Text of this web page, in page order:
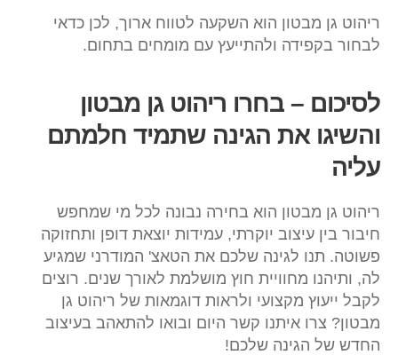
ריהוט גן מבטון הוא השקעה לטווח ארוך, לכן כדאי
לבחור בקפידה ולהתייעץ עם מומחים בתחום.
לסיכום – בחרו ריהוט גן מבטון
והשיגו את הגינה שתמיד חלמתם
עליה
ריהוט גן מבטון הוא בחירה נבונה לכל מי שמחפש
חיבור בין עיצוב יוקרתי, עמידות יוצאת דופן ותחזוקה
פשוטה. תנו לגינה שלכם את הטאצ' המודרני שמגיע
לה, ותיהנו מחוויית חוץ מושלמת לאורך שנים. רוצים
לקבל ייעוץ מקצועי ולראות דוגמאות של ריהוט גן
מבטון? צרו איתנו קשר היום ובואו להתאהב בעיצוב
החדש של הגינה שלכם!